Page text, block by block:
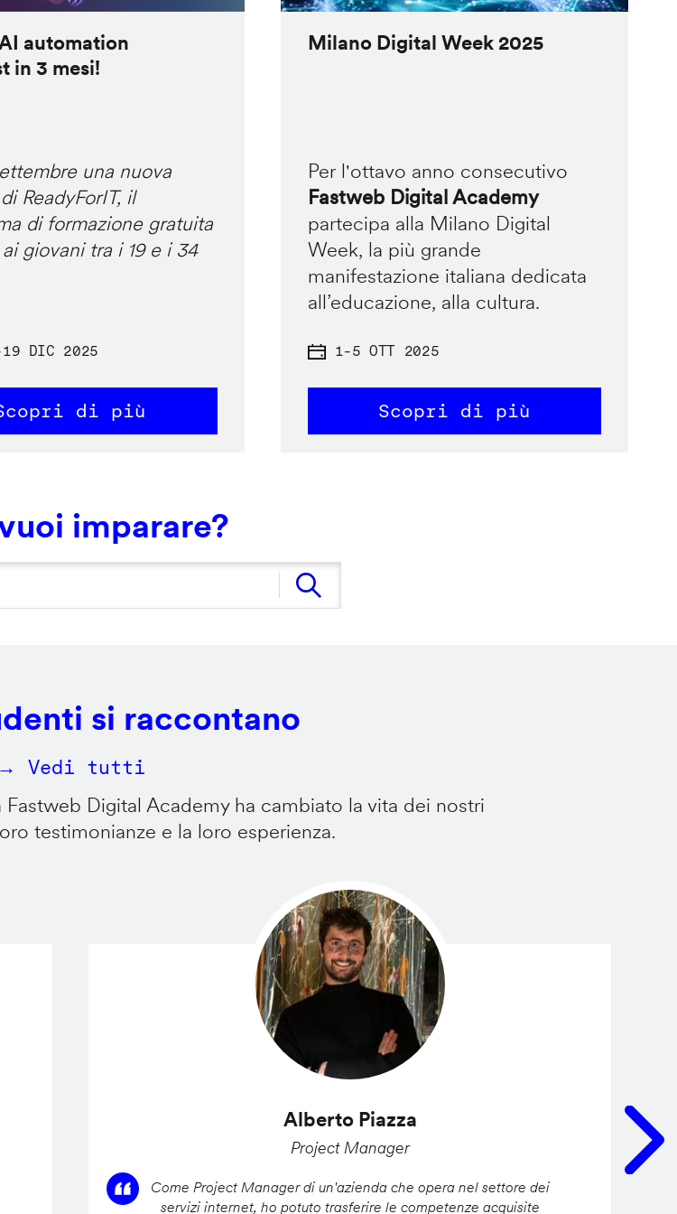
automation
in 3 mesi!
una nuova
ReadyForIT, il
di formazione gratuita
giovani tra i 19 e i 34
19 DIC 2025
di più
Milano Digital Week 2025
Per l'ottavo anno consecutivo
Fastweb Digital Academy
partecipa alla Milano Digital
Week, la più grande
manifestazione italiana dedicata
all’educazione, alla cultura.
1-5 OTT 2025
Scopri di più
imparare?
si raccontano
→ Vedi tutti
Digital Academy ha cambiato la vita dei nostri
testimonianze e la loro esperienza.
Alberto Piazza
Project Manager
Come Project Manager di un'azienda che opera nel settore dei
servizi internet, ho potuto trasferire le competenze acquisite